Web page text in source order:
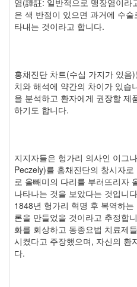
염(譯註: 일반적으로 맹장염이라
은 색 반점이 있으면 과거에 수
타내는 것이라고 합니다.
홍채진단 차트(수십 가지가 있음
치와 해석에 약간의 차이가 있습
을 분석하고 환자에게 권장할 제
하기도 합니다.
지지자들은 헝가리 의사인 이그
Peczely)를 홍채진단의 창시자
로 올빼미의 다리를 부러뜨리자
나타나는 것을 보았다는 것입니
1848년 헝가리 혁명 후 복역하
론을 만들었을 것이라고 추정합
화를 회상하고 동종요법 치료제
시켰다고 주장했으며, 자신의 환
다.